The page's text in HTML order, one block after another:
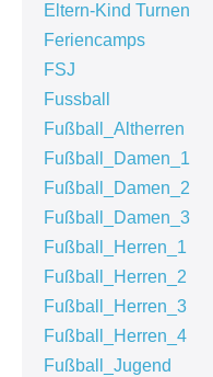
Eltern-Kind Turnen
Feriencamps
FSJ
Fussball
Fußball_Altherren
Fußball_Damen_1
Fußball_Damen_2
Fußball_Damen_3
Fußball_Herren_1
Fußball_Herren_2
Fußball_Herren_3
Fußball_Herren_4
Fußball_Jugend